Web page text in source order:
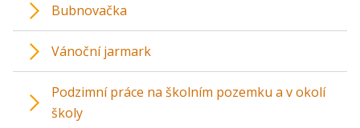
Bubnovačka
Vánoční jarmark
Podzimní práce na školním pozemku a v okolí
školy